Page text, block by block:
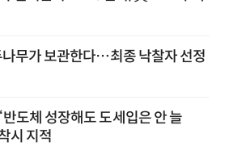
나무가 보관한다…최종 낙찰자 선정
도체 성장해도 도세입은 안 늘
시 지적